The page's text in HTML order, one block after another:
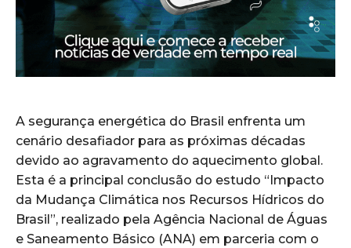
A segurança energética do Brasil enfrenta um
cenário desafiador para as próximas décadas
devido ao agravamento do aquecimento global.
Esta é a principal conclusão do estudo “Impacto
da Mudança Climática nos Recursos Hídricos do
Brasil”, realizado pela Agência Nacional de Águas
e Saneamento Básico (ANA) em parceria com o